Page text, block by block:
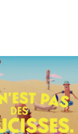
Les Mythes Vikings